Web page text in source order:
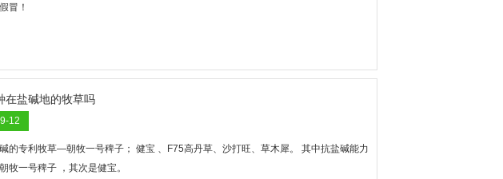
冒！
在盐碱地的牧草吗
12
的专利牧草—朝牧一号稗子； 健宝 、F75高丹草、沙打旺、草木犀。 其中抗盐碱能力
牧一号稗子 ，其次是健宝。